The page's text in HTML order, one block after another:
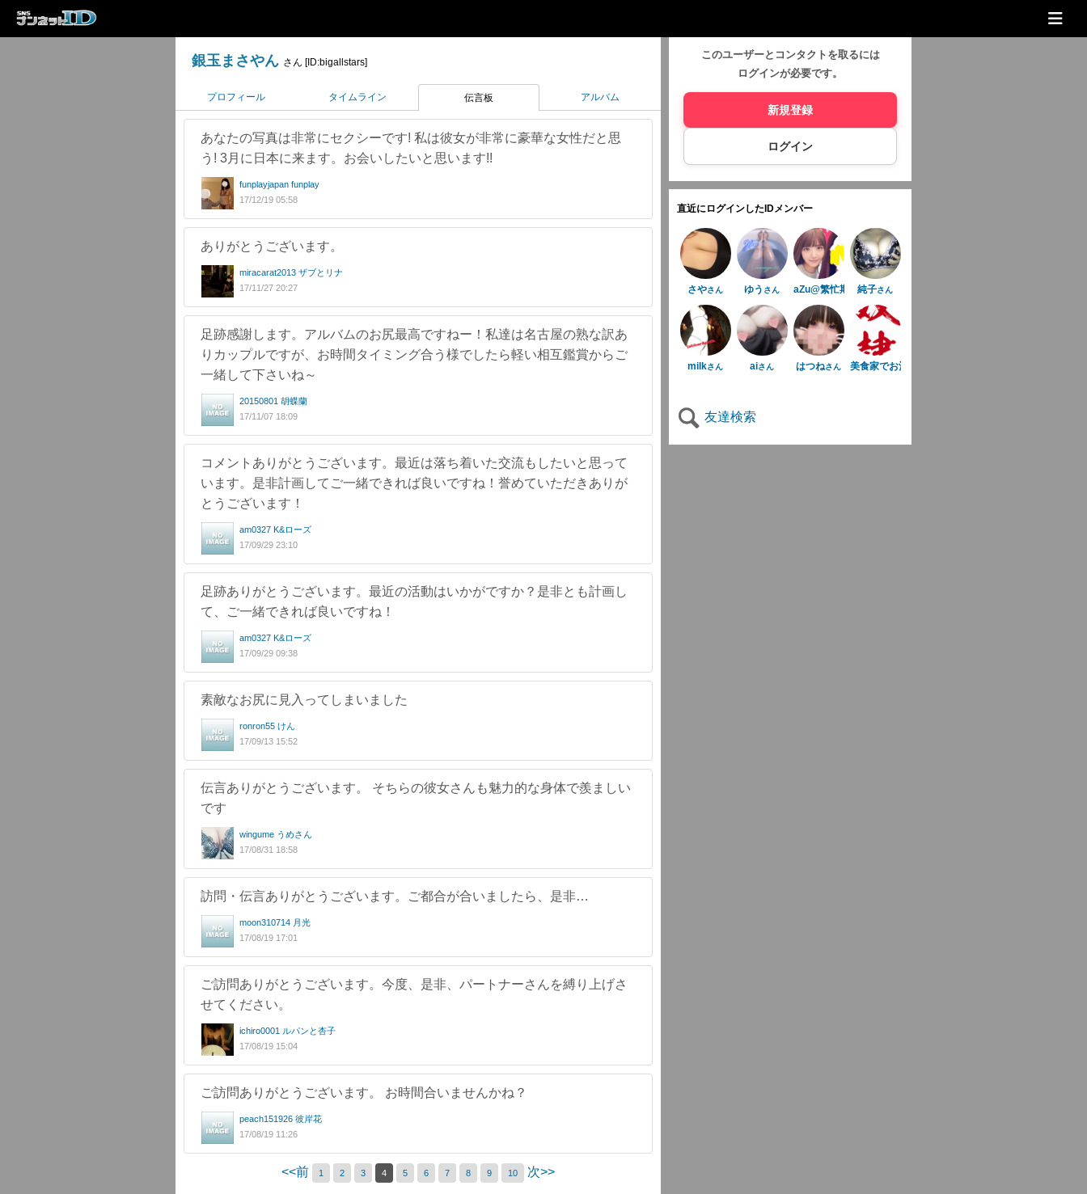
銀玉まさやん さん [ID:bigallstars]
プロフィール タイムライン 伝言板 アルバム
あなたの写真は非常にセクシーです! 私は彼女が非常に豪華な女性だと思
う! 3月に日本に来ます。お会いしたいと思います!!
funplayjapan funplay
17/12/19 05:58
ありがとうございます。
miracarat2013 ザブとリナ
17/11/27 20:27
足跡感謝します。アルバムのお尻最高ですねー！私達は名古屋の熟な訳あ
りカップルですが、お時間タイミング合う様でしたら軽い相互鑑賞からご
一緒して下さいね～
20150801 胡蝶蘭
17/11/07 18:09
コメントありがとうございます。最近は落ち着いた交流もしたいと思って
います。是非計画してご一緒できれば良いですね！誉めていただきありが
とうございます！
am0327 K&ローズ
17/09/29 23:10
足跡ありがとうございます。最近の活動はいかがですか？是非とも計画し
て、ご一緒できれば良いですね！
am0327 K&ローズ
17/09/29 09:38
素敵なお尻に見入ってしまいました
ronron55 けん
17/09/13 15:52
伝言ありがとうございます。 そちらの彼女さんも魅力的な身体で羨ましい
です
wingume うめさん
17/08/31 18:58
訪問・伝言ありがとうございます。ご都合が合いましたら、是非…
moon310714 月光
17/08/19 17:01
ご訪問ありがとうございます。今度、是非、パートナーさんを縛り上げさ
せてください。
ichiro0001 ルパンと杏子
17/08/19 15:04
ご訪問ありがとうございます。 お時間合いませんかね？
peach151926 彼岸花
17/08/19 11:26
<<前 1 2 3 4 5 6 7 8 9 10 次>>
このユーザーとコンタクトを取るには
ログインが必要です。
新規登録
ログイン
直近にログインしたIDメンバー
さやさん ゆう さん aZu@繁忙期 さん
純子さん
milkさん aiさん はつねさん 美食家でお酒が大好き熟女と主人
友達検索